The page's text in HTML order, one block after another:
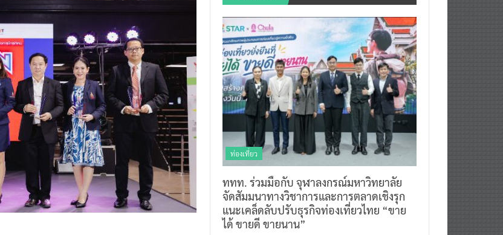
ท่องเที่ยว
ททท. ร่วมมือกับ จุฬาลงกรณ์มหาวิทยาลัย
จัดสัมมนาทางวิชาการและการตลาดเชิงรุก
แนะเคล็ดลับปรับธุรกิจท่องเที่ยวไทย “ขาย
ได้ ขายดี ขายนาน”